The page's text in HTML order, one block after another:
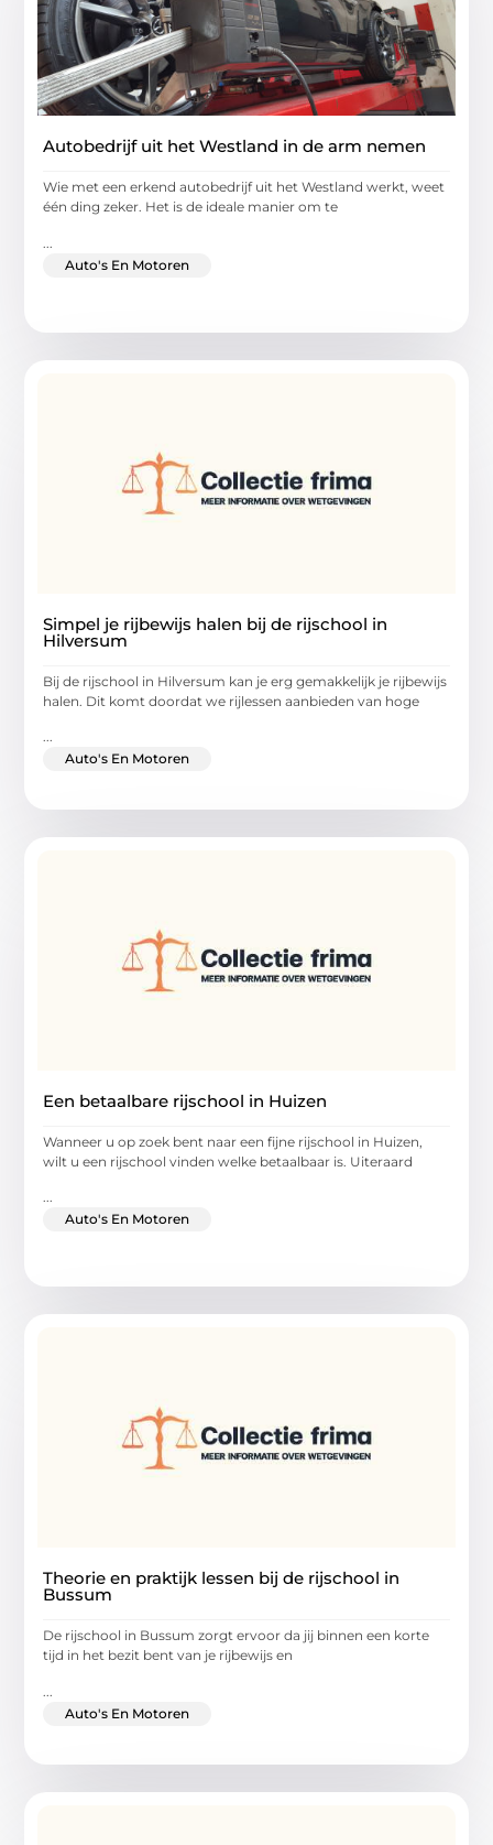
Autobedrijf uit het Westland in de arm nemen
Wie met een erkend autobedrijf uit het Westland werkt, weet
één ding zeker. Het is de ideale manier om te
Auto's En Motoren
Simpel je rijbewijs halen bij de rijschool in
Hilversum
Bij de rijschool in Hilversum kan je erg gemakkelijk je rijbewijs
halen. Dit komt doordat we rijlessen aanbieden van hoge
...
Auto's En Motoren
Een betaalbare rijschool in Huizen
Wanneer u op zoek bent naar een fijne rijschool in Huizen,
wilt u een rijschool vinden welke betaalbaar is. Uiteraard
...
Auto's En Motoren
Theorie en praktijk lessen bij de rijschool in
Bussum
De rijschool in Bussum zorgt ervoor da jij binnen een korte
tijd in het bezit bent van je rijbewijs en
Auto's En Motoren